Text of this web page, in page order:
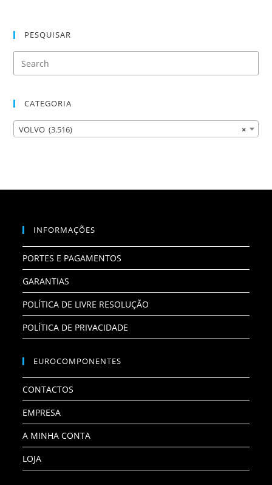
PESQUISAR
CATEGORIA
×
VOLVO (3.516)
INFORMAÇÕES
PORTES E PAGAMENTOS
GARANTIAS
POLÍTICA DE LIVRE RESOLUÇÃO
POLÍTICA DE PRIVACIDADE
EUROCOMPONENTES
CONTACTOS
EMPRESA
A MINHA CONTA
LOJA